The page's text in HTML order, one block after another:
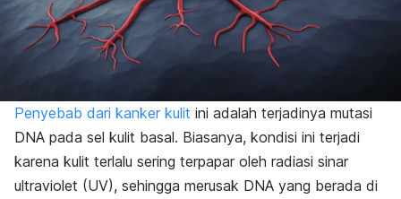
Penyebab dari kanker kulit ini adalah terjadinya mutasi
DNA pada sel kulit basal. Biasanya, kondisi ini terjadi
karena kulit terlalu sering terpapar oleh radiasi sinar
ultraviolet (UV), sehingga merusak DNA yang berada di